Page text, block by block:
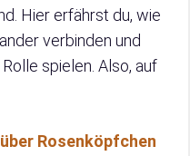
Hier erfährst du, wie
verbinden und
spielen. Also, auf
Rosenköpfchen